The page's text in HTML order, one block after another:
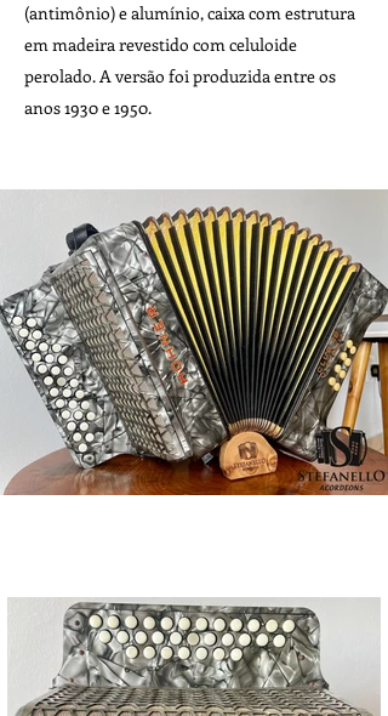
(antimônio) e alumínio, caixa com estrutura
em madeira revestido com celuloide
perolado. A versão foi produzida entre os
anos 1930 e 1950.